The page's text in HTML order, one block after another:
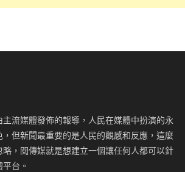
流媒體發佈的報導，人民在媒體中扮演的永
但新聞最重要的是人民的觀感和反應，這麼
，閱傳媒就是想建立一個讓任何人都可以針
台。